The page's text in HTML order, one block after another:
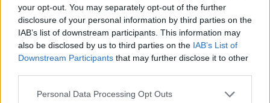
your opt-out. You may separately opt-out of the further
disclosure of your personal information by third parties on the
IAB’s list of downstream participants. This information may
also be disclosed by us to third parties on the IAB’s List of
Downstream Participants that may further disclose it to other
Please note that this website/app uses one or more Google
Personal Data Processing Opt Outs